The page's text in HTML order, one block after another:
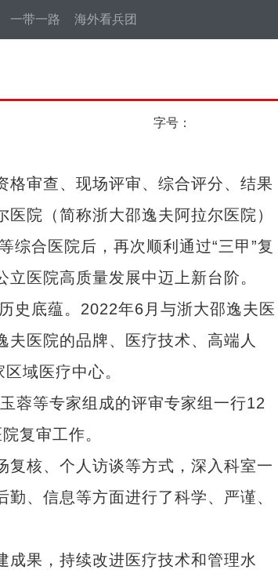
一带一路 海外看兵团
字号：
审查、现场评审、综合评分、结果
院（简称浙大邵逸夫阿拉尔医院）
综合医院后，再次顺利通过“三甲”复
医院高质量发展中迈上新台阶。
底蕴。2022年6月与浙大邵逸夫医
医院的品牌、医疗技术、高端人
域医疗中心。
等专家组成的评审专家组一行12
复审工作。
核、个人访谈等方式，深入科室一
、信息等方面进行了科学、严谨、
果，持续改进医疗技术和管理水